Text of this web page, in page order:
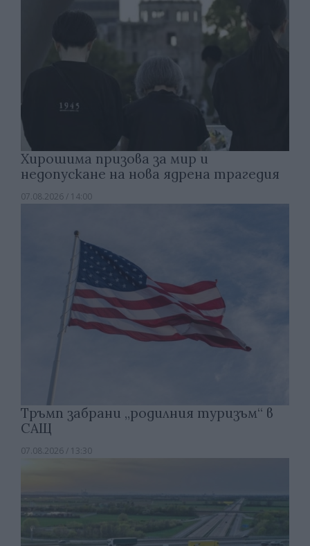
Хирошима призова за мир и
недопускане на нова ядрена трагедия
07.08.2026 / 14:00
Тръмп забрани „родилния туризъм“ в
САЩ
07.08.2026 / 13:30